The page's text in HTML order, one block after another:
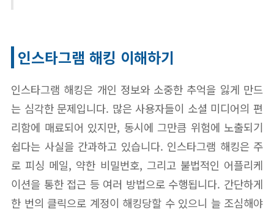
인스타그램 해킹 이해하기
인스타그램 해킹은 개인 정보와 소중한 추억을 잃게 만드
는 심각한 문제입니다. 많은 사용자들이 소셜 미디어의 편
리함에 매료되어 있지만, 동시에 그만큼 위험에 노출되기
쉽다는 사실을 간과하고 있습니다. 인스타그램 해킹은 주
로 피싱 메일, 약한 비밀번호, 그리고 불법적인 어플리케
이션을 통한 접근 등 여러 방법으로 수행됩니다. 간단하게
한 번의 클릭으로 계정이 해킹당할 수 있으니 늘 조심해야